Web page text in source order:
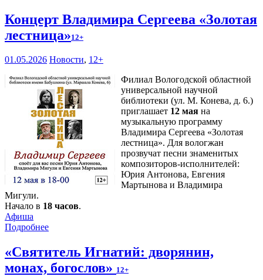
Концерт Владимира Сергеева «Золотая
лестница»12+
01.05.2026 Новости, 12+
Филиал Вологодской областной
универсальной научной
библиотеки (ул. М. Конева, д. 6.)
приглашает 12 мая на
музыкальную программу
Владимира Сергеева «Золотая
лестница». Для вологжан
прозвучат песни знаменитых
композиторов-исполнителей:
Юрия Антонова, Евгения
Мартынова и Владимира
Мигули.
Начало в 18 часов.
Афиша
Подробнее
«Святитель Игнатий: дворянин,
монах, богослов» 12+